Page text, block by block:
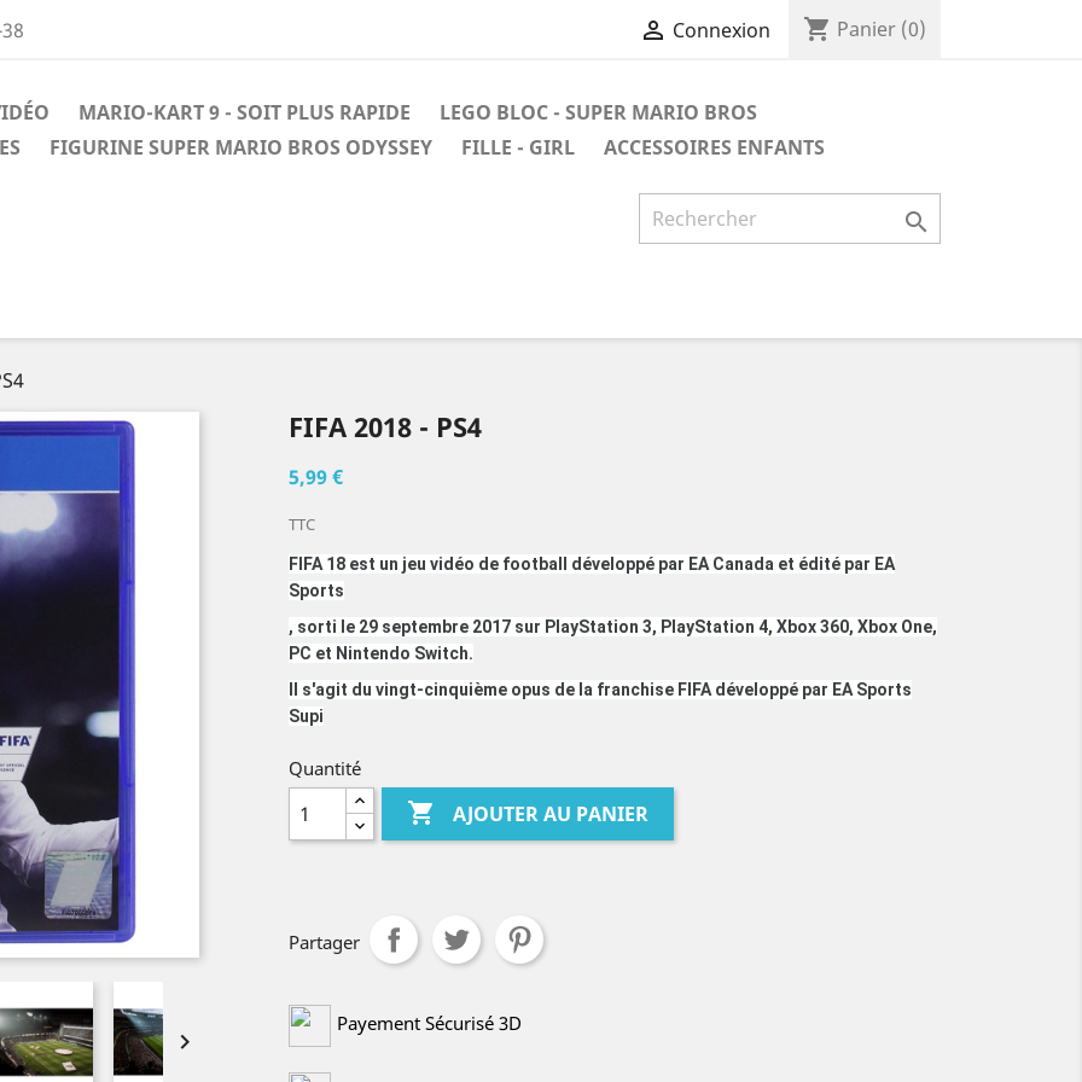
 Connexion shopping_cart Panier (0)
MARIO-KART 9 - SOIT PLUS RAPIDE
LEGO BLOC - SUPER MARIO BROS
FIGURINE SUPER MARIO BROS ODYSSEY FILLE - GIRL ACCESSOIRES ENFANTS


FIFA 2018 - PS4
5,99 €
TTC
FIFA 18 est un jeu vidéo de football développé par EA Canada et édité par EA
Sports
, sorti le 29 septembre 2017 sur PlayStation 3, PlayStation 4, Xbox 360, Xbox One,
PC et Nintendo Switch.
Il s'agit du vingt-cinquième opus de la franchise FIFA développé par EA Sports
Supi
Quantité
 AJOUTER AU PANIER
Partager
Payement Sécurisé 3D